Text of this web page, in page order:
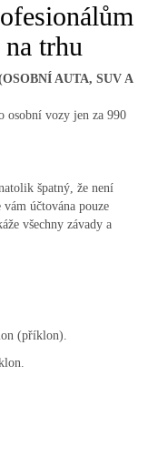
trhu
AUTA, SUV A
osobní vozy jen za 990
špatný, že není
účtována pouze
všechny závady a
(příklon).